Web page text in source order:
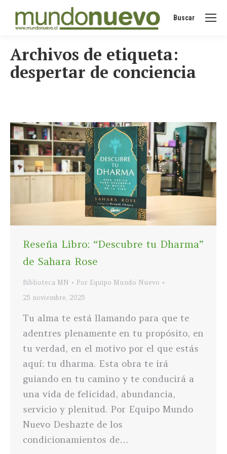
Buscar:
Buscar
Archivos de etiqueta:
despertar de conciencia
Reseña Libro: “Descubre tu Dharma”
de Sahara Rose
Biblioteca MN Por Equipo Mundo Nuevo
25 noviembre, 2025
Tu alma te está llamando para que te
adentres plenamente en tu propósito, en
tu verdad, en el motivo por el que estás
aquí: tu dharma. Esta obra te irá
guiando en tu camino y te conducirá a
una vida de felicidad, abundancia,
servicio y plenitud. Por Equipo Mundo
Nuevo Deshazte de los
condicionamientos de…